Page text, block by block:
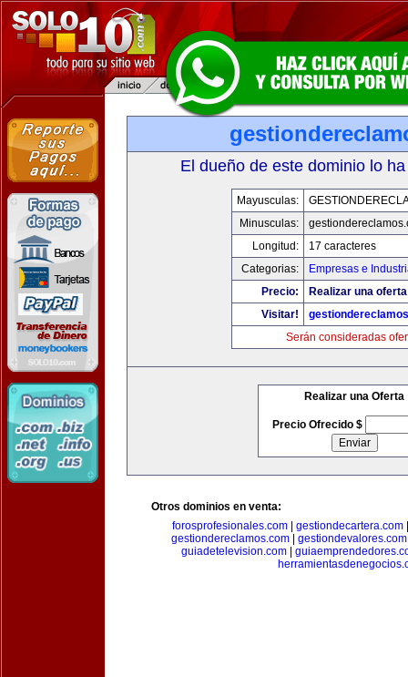
El dueño de este dominio lo
Mayusculas:
Minusculas:
Longitud:
17 caracteres
Categorias:
Empresas e
Precio:
Realizar una
Visitar!
Serán consideradas
Realizar una Oferta
Precio Ofrecido $
Otros dominios en venta:
forosprofesionales.com
gestiondecartera.com
gestiondereclamos.com| gestiondevalores.com
guiadetelevision.com